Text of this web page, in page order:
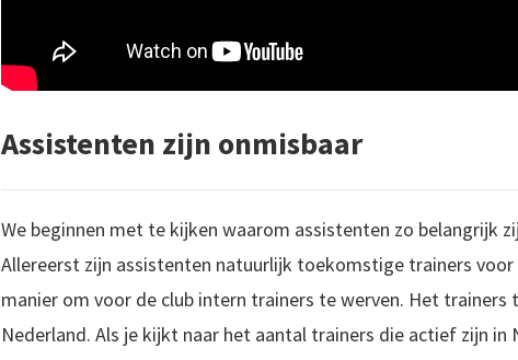
Assistenten zijn onmisbaar
We beginnen met te kijken waarom assistenten zo belangrijk
Allereerst zijn assistenten natuurlijk toekomstige trainers voor
manier om voor de club intern trainers te werven. Het
Nederland. Als je kijkt naar het aantal trainers die actief zijn in